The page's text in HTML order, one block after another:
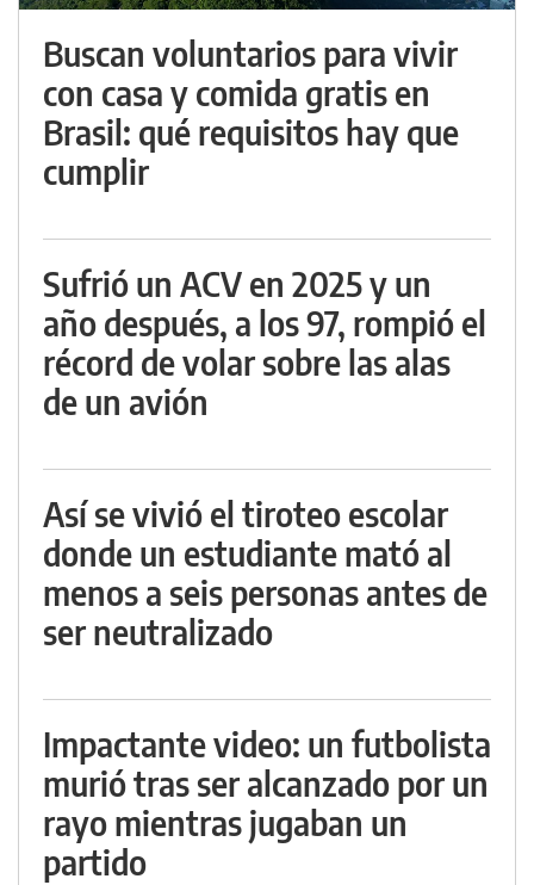
Buscan voluntarios para vivir
con casa y comida gratis en
Brasil: qué requisitos hay que
cumplir
Sufrió un ACV en 2025 y un
año después, a los 97, rompió el
récord de volar sobre las alas
de un avión
Así se vivió el tiroteo escolar
donde un estudiante mató al
menos a seis personas antes de
ser neutralizado
Impactante video: un futbolista
murió tras ser alcanzado por un
rayo mientras jugaban un
partido